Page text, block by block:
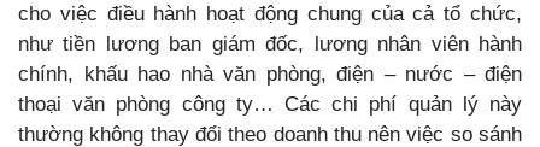
cho việc điều hành hoạt động chung của cả tổ chức,
như tiền lương ban giám đốc, lương nhân viên hành
chính, khấu hao nhà văn phòng, điện – nước – điện
thoại văn phòng công ty… Các chi phí quản lý này
thường không thay đổi theo doanh thu nên việc so sánh